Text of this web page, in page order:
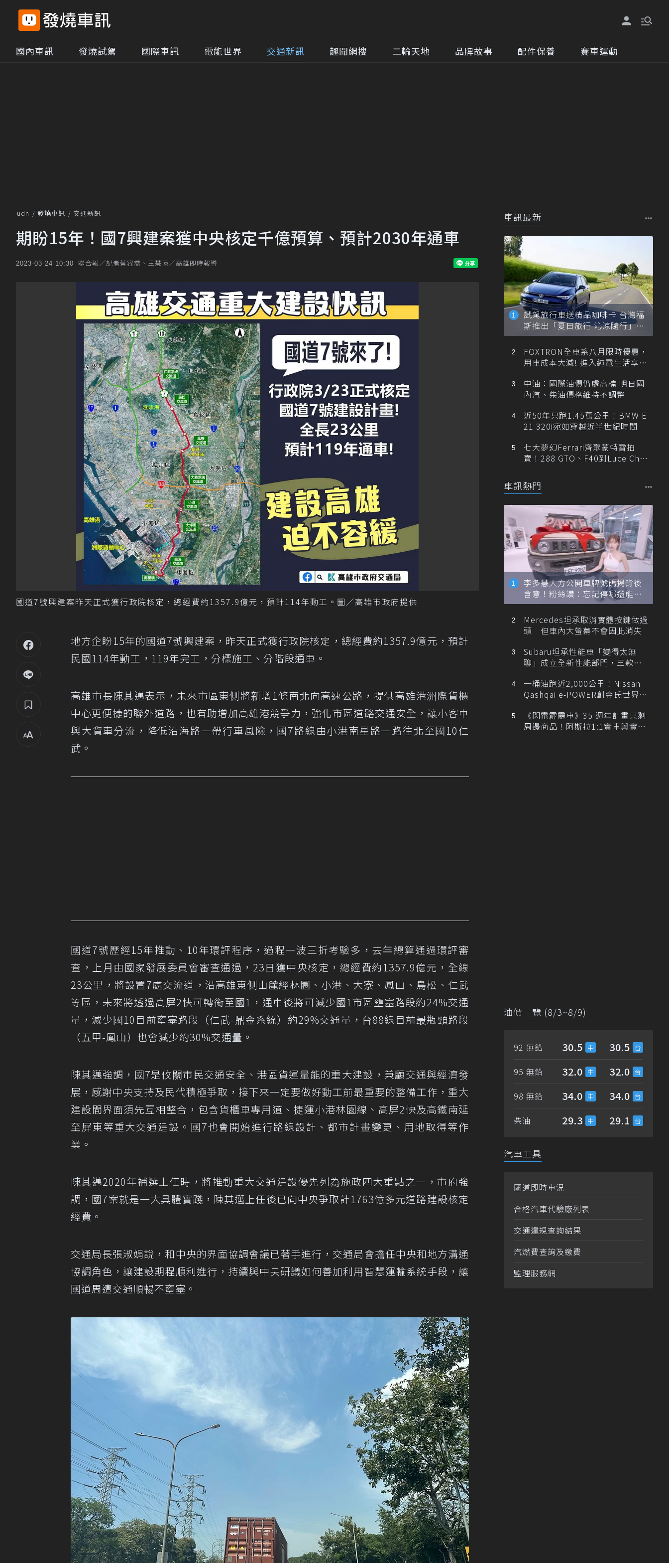
國內車訊 發燒試駕 國際車訊 電能世界 交通新訊 趣聞網搜 二輪天地 品牌故事 配件保養 賽車運動
udn 發燒車訊 交通新訊
期盼15年！國7興建案獲中央核定千億預算、預計2030年通車
2023-03-24 10:30 聯合報／記者蔡容喬、王慧瑛／高雄即時報導
國道7號興建案昨天正式獲行政院核定，總經費約1357.9億元，預計114年動工。圖／高雄市政府提供
地方企盼15年的國道7號興建案，昨天正式獲行政院核定，總經費約1357.9億元，預計
民國114年動工，119年完工，分標施工、分階段通車。
高雄市長陳其邁表示，未來市區東側將新增1條南北向高速公路，提供高雄港洲際貨櫃
中心更便捷的聯外道路，也有助增加高雄港競爭力，強化市區道路交通安全，讓小客車
與大貨車分流，降低沿海路一帶行車風險，國7路線由小港南星路一路往北至國10仁
武。
國道7號歷經15年推動、10年環評程序，過程一波三折考驗多，去年總算通過環評審
查，上月由國家發展委員會審查通過，23日獲中央核定，總經費約1357.9億元，全線
23公里，將設置7處交流道，沿高雄東側山麓經林園、小港、大寮、鳳山、鳥松、仁武
等區，未來將透過高屏2快可轉銜至國1，通車後將可減少國1市區壅塞路段約24%交通
量，減少國10目前壅塞路段（仁武-鼎金系統）約29%交通量，台88線目前最瓶頸路段
（五甲-鳳山）也會減少約30%交通量。
陳其邁強調，國7是攸關市民交通安全、港區貨運量能的重大建設，兼顧交通與經濟發
展，感謝中央支持及民代積極爭取，接下來一定要做好動工前最重要的整備工作，重大
建設間界面須先互相整合，包含貨櫃車專用道、捷運小港林園線、高屏2快及高鐵南延
至屏東等重大交通建設。國7也會開始進行路線設計、都市計畫變更、用地取得等作
業。
陳其邁2020年補選上任時，將推動重大交通建設優先列為施政四大重點之一，市府強
調，國7案就是一大具體實踐，陳其邁上任後已向中央爭取計1763億多元道路建設核定
經費。
交通局長張淑娟說，和中央的界面協調會議已著手進行，交通局會擔任中央和地方溝通
協調角色，讓建設期程順利進行，持續與中央研議如何善加利用智慧運輸系統手段，讓
國道周遭交通順暢不壅塞。
車訊最新
試駕旅行車送精品咖啡卡 台灣福
斯推出「夏日旅行 沁涼隨行」活
動
FOXTRON全車系八月限時優惠，
用車成本大減! 進入純電生活享
中油：國際油價仍處高檔 明日國
內汽、柴油價格維持不調整
近50年只跑1.45萬公里！BMW E
21 320i宛如穿越近半世紀時間
七大夢幻Ferrari齊聚蒙特雷拍
賣！288 GTO、F40到Luce Cha
車訊熱門
李多慧大方公開車牌號碼揭背後
含意！粉絲讚：忘記停哪還能幫
忙找車
Mercedes坦承取消實體按鍵做過
頭 但車內大螢幕不會因此消失
Subaru坦承性能車「變得太無
聊」成立全新性能部門，三款手
一桶油跑近2,000公里！Nissan
Qashqai e-POWER創金氏世界紀
《閃電霹靂車》35 週年計畫只剩
周邊商品！阿斯拉1:1實車與實體
油價一覽 (8/3~8/9)
92 無鉛 30.5 30.5
95 無鉛 32.0 32.0
98 無鉛 34.0 34.0
柴油 29.3 29.1
汽車工具
國道即時車況
合格汽車代驗廠列表
交通違規查詢結果
汽燃費查詢及繳費
監理服務網